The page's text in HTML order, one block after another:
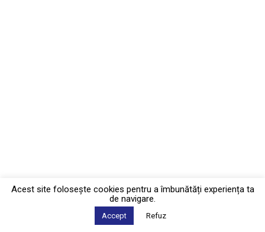
Acest site foloseşte cookies pentru a îmbunătăți experiența ta
de navigare.
Accept Refuz